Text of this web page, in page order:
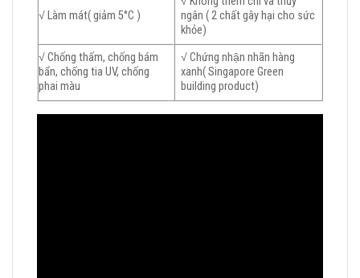
√ Làm mát( giảm 5°C )
ngân ( 2 chất gây hại cho sức
khỏe)
√ Chống thấm, chống bám
bẩn, chống tia UV, chống
phai màu
√ Chứng nhận nhãn hàng
xanh( Singapore Green
building product)